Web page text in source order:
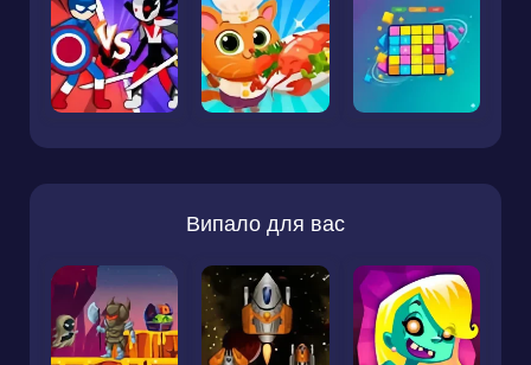
Випало для вас